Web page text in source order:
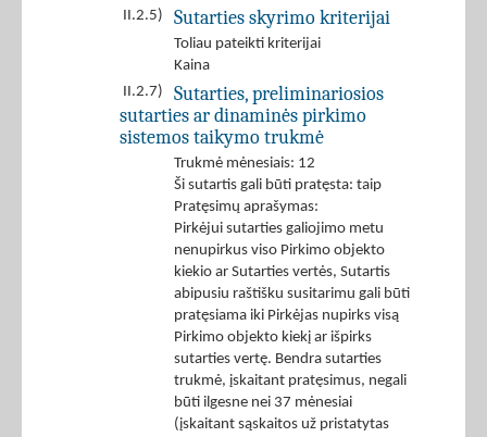
II.2.5)
Sutarties skyrimo kriterijai
Toliau pateikti kriterijai
Kaina
II.2.7)
Sutarties, preliminariosios
sutarties ar dinaminės pirkimo
sistemos taikymo trukmė
Trukmė mėnesiais: 12
Ši sutartis gali būti pratęsta: taip
Pratęsimų aprašymas:
Pirkėjui sutarties galiojimo metu
nenupirkus viso Pirkimo objekto
kiekio ar Sutarties vertės, Sutartis
abipusiu raštišku susitarimu gali būti
pratęsiama iki Pirkėjas nupirks visą
Pirkimo objekto kiekį ar išpirks
sutarties vertę. Bendra sutarties
trukmė, įskaitant pratęsimus, negali
būti ilgesne nei 37 mėnesiai
(įskaitant sąskaitos už pristatytas